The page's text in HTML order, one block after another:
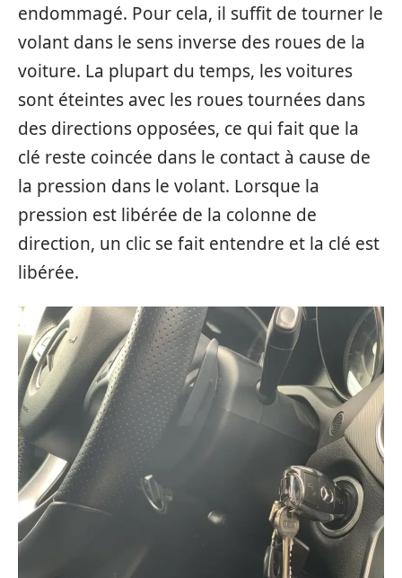
endommagé. Pour cela, il suffit de tourner le
volant dans le sens inverse des roues de la
voiture. La plupart du temps, les voitures
sont éteintes avec les roues tournées dans
des directions opposées, ce qui fait que la
clé reste coincée dans le contact à cause de
la pression dans le volant. Lorsque la
pression est libérée de la colonne de
direction, un clic se fait entendre et la clé est
libérée.